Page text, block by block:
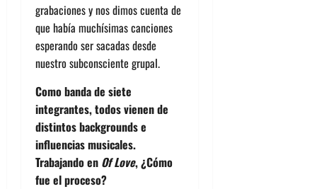
grabaciones y nos dimos cuenta de
que había muchísimas canciones
esperando ser sacadas desde
nuestro subconsciente grupal.
Como banda de siete
integrantes, todos vienen de
distintos backgrounds e
influencias musicales.
Trabajando en Of Love, ¿Cómo
fue el proceso?